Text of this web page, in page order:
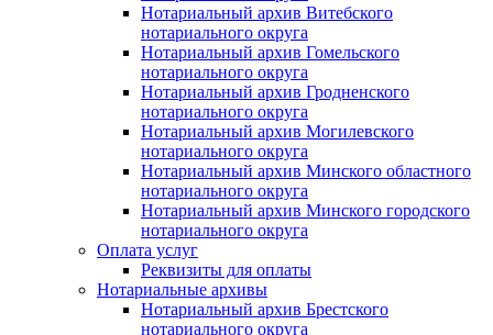
Нотариальный архив Витебского
нотариального округа
Нотариальный архив Гомельского
нотариального округа
Нотариальный архив Гродненского
нотариального округа
Нотариальный архив Могилевского
нотариального округа
Нотариальный архив Минского областного
нотариального округа
Нотариальный архив Минского городского
нотариального округа
Оплата услуг
Реквизиты для оплаты
Нотариальные архивы
Нотариальный архив Брестского
нотариального округа